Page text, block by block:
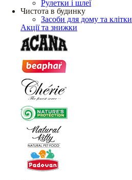
Рулетки і шлеї
Чистота в будинку
Засоби для дому та клітки
Акції та знижки